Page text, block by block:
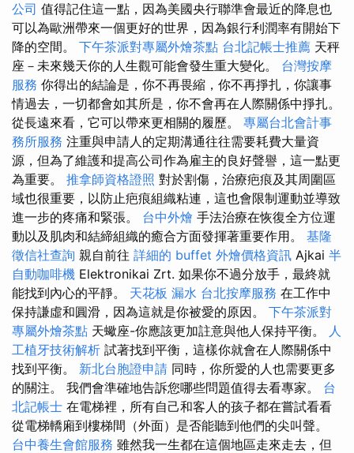
公司 值得記住這一點，因為美國央行聯準會最近的降息也
可以為歐洲帶來一個更好的世界，因為銀行利潤率有開始下
降的空間。 下午茶派對專屬外燴茶點 台北記帳士推薦 天秤
座－未來幾天你的人生觀可能會發生重大變化。 台灣按摩
服務 你得出的結論是，你不再畏縮，你不再掙扎，你讓事
情過去，一切都會如其所是，你不會再在人際關係中掙扎。
從長遠來看，它可以帶來更相關的履歷。 專屬台北會計事
務所服務 注重與申請人的定期溝通往往需要耗費大量資
源，但為了維護和提高公司作為雇主的良好聲譽，這一點更
為重要。 推拿師資格證照 對於割傷，治療疤痕及其周圍區
域也很重要，以防止疤痕組織粘連，這也會限制運動並導致
進一步的疼痛和緊張。 台中外燴 手法治療在恢復全方位運
動以及肌肉和結締組織的癒合方面發揮著重要作用。 基隆
徵信社查詢 親自前往 詳細的 buffet 外燴價格資訊 Ajkai 半
自動咖啡機 Elektronikai Zrt. 如果你不過分放手，最終就
能找到內心的平靜。 天花板 漏水 台北按摩服務 在工作中
保持謙虛和圓滑，因為這就是你被愛的原因。 下午茶派對
專屬外燴茶點 天蠍座-你應該更加註意與他人保持平衡。 人
工植牙技術解析 試著找到平衡，這樣你就會在人際關係中
找到平衡。 新北台胞證申請 同時，你所愛的人也需要更多
的關注。 我們會準確地告訴您哪些問題值得去看專家。 台
北記帳士 在電梯裡，所有自己和客人的孩子都在嘗試看看
從電梯轎廂到樓梯間（外面）是否能聽到他們的尖叫聲。
台中養生會館服務 雖然我一生都在這個地區走來走去，但